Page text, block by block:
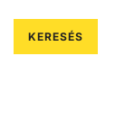
KERESÉS